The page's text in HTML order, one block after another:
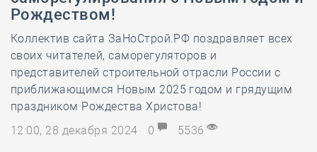
Рождеством!
Коллектив сайта ЗаНоСтрой.РФ поздравляет всех
своих читателей, саморегуляторов и
представителей строительной отрасли России с
приближающимся Новым 2025 годом и грядущим
праздником Рождества Христова!
12:00, 28 декабря 2024
0 5536